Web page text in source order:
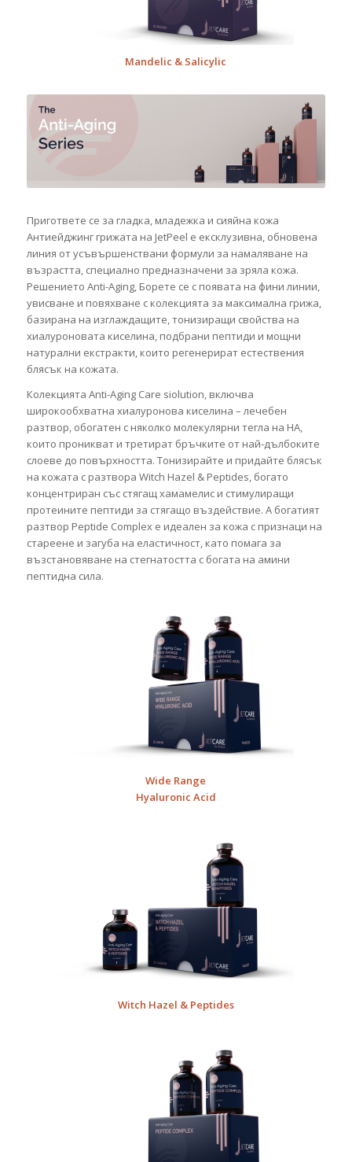
Mandelic & Salicylic
Пригответе се за гладка, младежка и сияйна кожа
Антиейджинг грижата на JetPeel е ексклузивна, обновена
линия от усъвършенствани формули за намаляване на
възрастта, специално предназначени за зряла кожа.
Решението Anti-Aging, Борете се с появата на фини линии,
увисване и повяхване с колекцията за максимална грижа,
базирана на изглаждащите, тонизиращи свойства на
хиалуроновата киселина, подбрани пептиди и мощни
натурални екстракти, които регенерират естествения
блясък на кожата.
Колекцията Anti-Aging Care siolution, включва
широкообхватна хиалуронова киселина – лечебен
разтвор, обогатен с няколко молекулярни тегла на HA,
които проникват и третират бръчките от най-дълбоките
слоеве до повърхността. Тонизирайте и придайте блясък
на кожата с разтвора Witch Hazel & Peptides, богато
концентриран със стягащ хамамелис и стимулиращи
протеините пептиди за стягащо въздействие. А богатият
разтвор Peptide Complex е идеален за кожа с признаци на
стареене и загуба на еластичност, като помага за
възстановяване на стегнатостта с богата на амини
пептидна сила.
Wide Range
Hyaluronic Acid
Witch Hazel & Peptides